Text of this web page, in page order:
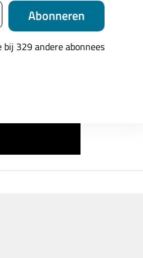
Abonneren
bij 329 andere abonnees